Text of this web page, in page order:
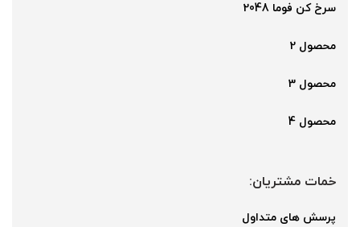
سرخ کن فوما 2048
محصول 2
محصول 3
محصول 4
خمات مشتریان:
پرسش های متداول